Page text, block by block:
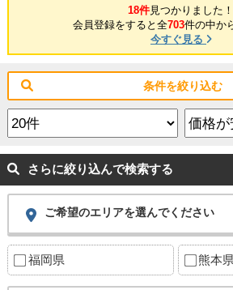
18件見つかりました！
会員登録をすると全703件の中か
今すぐ見る
条件を絞り込む
さらに絞り込んで検索する
ご希望のエリアを選んでください
福岡県 熊本県